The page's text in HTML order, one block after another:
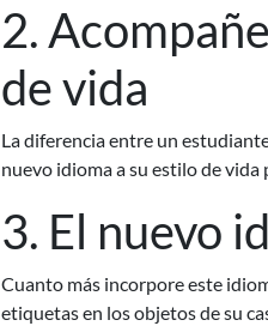
2.
de vida
La diferencia entre un
nuevo idioma a su estilo de
3. El nuevo
Cuanto más incorpore este
etiquetas en los objetos de su